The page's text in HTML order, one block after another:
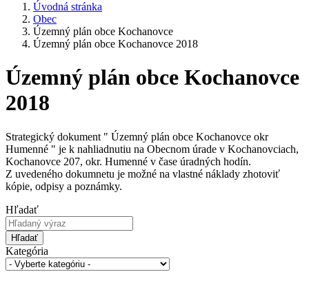
Úvodná stránka
Obec
Územný plán obce Kochanovce
Územný plán obce Kochanovce 2018
Územný plán obce Kochanovce
2018
Strategický dokument " Územný plán obce Kochanovce okr
Humenné " je k nahliadnutiu na Obecnom úrade v Kochanovciach,
Kochanovce 207, okr. Humenné v čase úradných hodín.
Z uvedeného dokumnetu je možné na vlastné náklady zhotoviť
kópie, odpisy a poznámky.
Hľadať
Hľadať
Kategória